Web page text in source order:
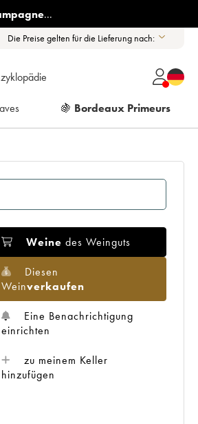
...
Die Preise gelten für die Lieferung nach:
🍇 Bordeaux Primeurs
Weine des Weinguts
Diesen
Weinverkaufen
Eine Benachrichtigung
einrichten
zu meinem Keller
hinzufügen